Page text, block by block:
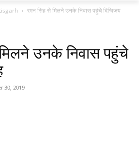
रमन सिंह से मिलने उनके निवास पहुंचे दिग्विजय
उनके निवास पहुंचे
30, 2019